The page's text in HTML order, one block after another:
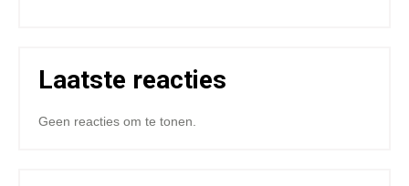
Laatste reacties
Geen reacties om te tonen.